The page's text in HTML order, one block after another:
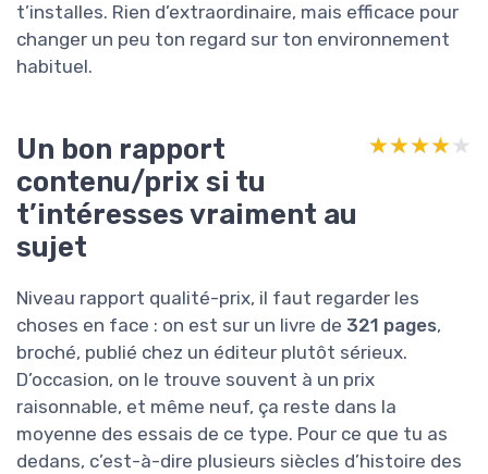
t’installes. Rien d’extraordinaire, mais efficace pour
changer un peu ton regard sur ton environnement
habituel.
Un bon rapport
contenu/prix si tu
t’intéresses vraiment au
sujet
★★★★★
★★★★★
Niveau rapport qualité-prix, il faut regarder les
choses en face : on est sur un livre de 321 pages,
broché, publié chez un éditeur plutôt sérieux.
D’occasion, on le trouve souvent à un prix
raisonnable, et même neuf, ça reste dans la
moyenne des essais de ce type. Pour ce que tu as
dedans, c’est-à-dire plusieurs siècles d’histoire des